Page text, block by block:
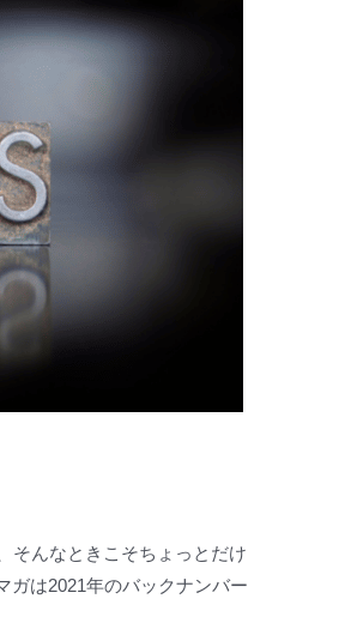
そんなときこそちょっとだけ
ガは2021年のバックナンバー